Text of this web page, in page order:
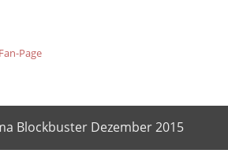
Blockbuster Dezember 2015